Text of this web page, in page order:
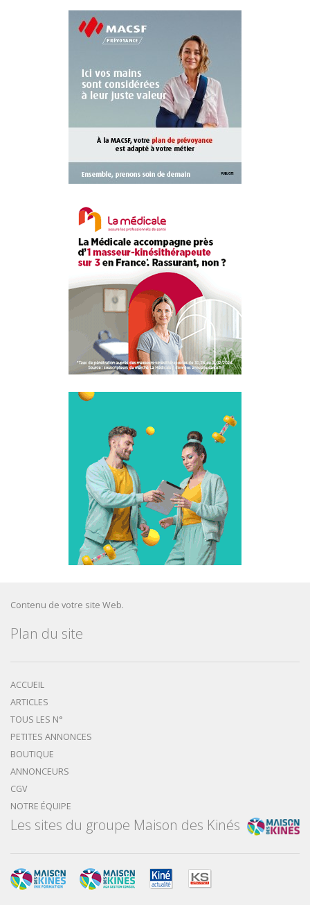
Contenu de votre site Web.
Plan du site
ACCUEIL
ARTICLES
TOUS LES N°
PETITES ANNONCES
BOUTIQUE
ANNONCEURS
CGV
NOTRE ÉQUIPE
Les sites du groupe Maison des Kinés